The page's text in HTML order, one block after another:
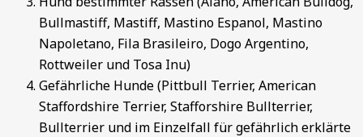
Bullmastiff, Mastiff, Mastino Espanol, Mastino
Napoletano, Fila Brasileiro, Dogo Argentino,
Rottweiler und Tosa Inu)
Gefährliche Hunde (Pittbull Terrier, American
Staffordshire Terrier, Stafforshire Bullterrier,
Bullterrier und im Einzelfall für gefährlich erklärte